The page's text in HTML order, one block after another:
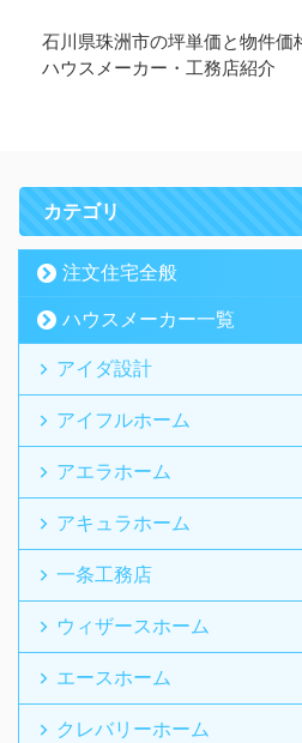
石川県珠洲市の坪単価と物件価
ハウスメーカー・工務店紹介
カテゴリ
注文住宅全般
ハウスメーカー一覧
アイダ設計
アイフルホーム
アエラホーム
アキュラホーム
一条工務店
ウィザースホーム
エースホーム
クレバリーホーム